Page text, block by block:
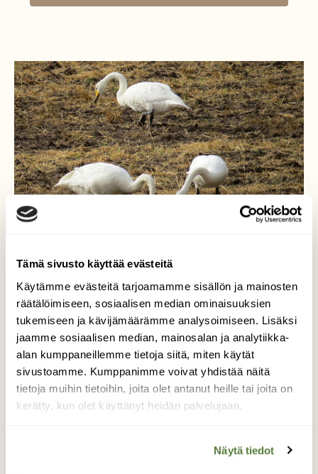
Tämä sivusto käyttää evästeitä
Käytämme evästeitä tarjoamamme sisällön ja mainosten
räätälöimiseen, sosiaalisen median ominaisuuksien
tukemiseen ja kävijämäärämme analysoimiseen. Lisäksi
jaamme sosiaalisen median, mainosalan ja analytiikka-
alan kumppaneillemme tietoja siitä, miten käytät
sivustoamme. Kumppanimme voivat yhdistää näitä
tietoja muihin tietoihin, joita olet antanut heille tai joita on
kerätty, kun olet käyttänyt heidän palvelujaan.
Näytä tiedot
Joutsenten syksyinen
ruokapöytä
Viljat on puitu ja maata hieman
möyhitty...tarjolla siis mukavasti
Valokuvaaja: Jaana Talvinen, Heinola 17.9.2016